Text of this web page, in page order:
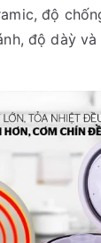
độ
độ dàỳ và